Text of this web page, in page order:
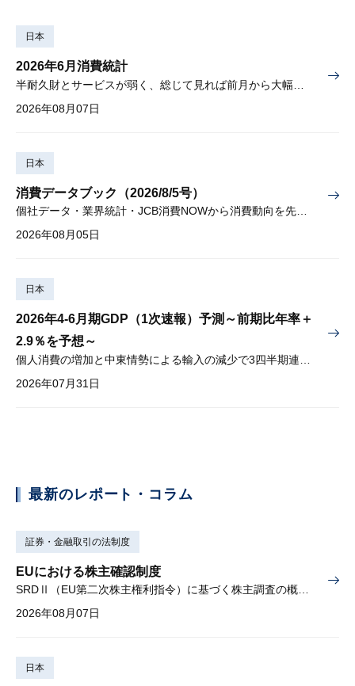
日本
2026年6月消費統計
2026年08月07日
日本
消費データブック（2026/8/5号）
個社データ・業界統計・JCB消費NOWから消費動向を先取り
2026年08月05日
日本
2026年4-6月期GDP（1次速報）予測～前期比年率＋
2.9％を予想～
2026年07月31日
最新のレポート・コラム
証券・金融取引の法制度
EUにおける株主確認制度
SRDⅡ（EU第二次株主権利指令）に基づく株主調査の概要と課題
2026年08月07日
日本